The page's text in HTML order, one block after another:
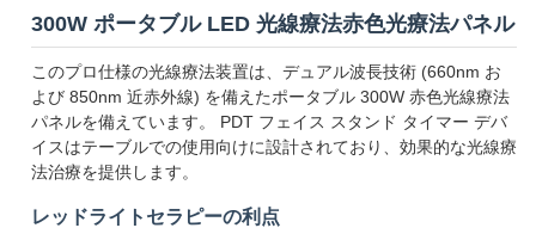
300W ポータブル LED 光線療法赤色光療法パネル
このプロ仕様の光線療法装置は、デュアル波長技術 (660nm お
よび 850nm 近赤外線) を備えたポータブル 300W 赤色光線療法
パネルを備えています。 PDT フェイス スタンド タイマー デバ
イスはテーブルでの使用向けに設計されており、効果的な光線療
法治療を提供します。
レッドライトセラピーの利点